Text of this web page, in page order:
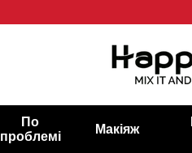
По
проблемі
Макіяж